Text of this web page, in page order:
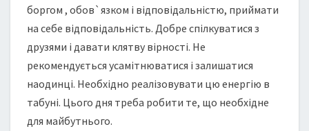
боргом , обов`язком і відповідальністю, приймати
на себе відповідальність. Добре спілкуватися з
друзями і давати клятву вірності. Не
рекомендується усамітнюватися і залишатися
наодинці. Необхідно реалізовувати цю енергію в
табуні. Цього дня треба робити те, що необхідне
для майбутнього.